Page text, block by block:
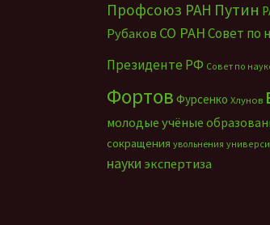
Профсоюз РАН Путин
Рубаков СО РАНСовет по
Президенте РФ Совет по
Фортов Фурсенко Хлунов
молодые учёные
сокращения увольнения
науки экспертиза